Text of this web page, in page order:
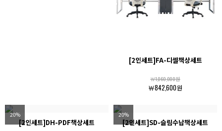
[2인세트]FA-디셀책상세트
￦1,060,000원
￦842,600원
20%
[2인세트]DH-PDF책상세트
20%
[2인세트]SD-슬림수납책상세트